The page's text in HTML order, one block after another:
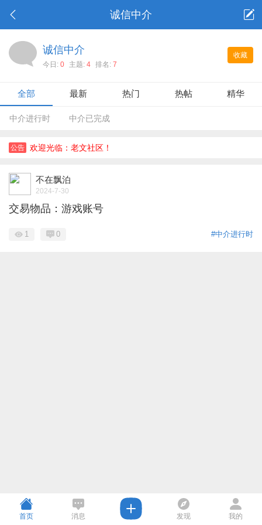
诚信中介
收藏
诚信中介
今日: 0 主题: 4 排名: 7
全部 最新 热门 热帖 精华
中介进行时 中介已完成
公告 欢迎光临：老文社区！
不在飘泊
2024-7-30
交易物品：游戏账号
#中介进行时
1 0
首页 消息 发现 我的